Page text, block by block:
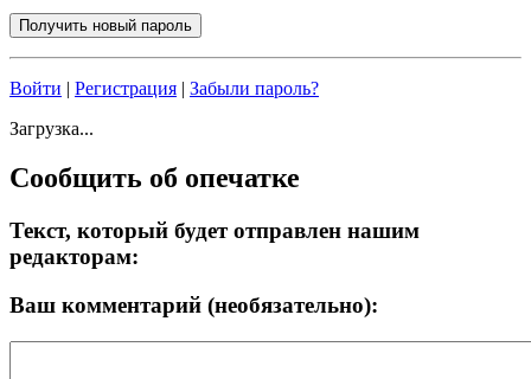
Войти | Регистрация | Забыли пароль?
Загрузка...
Сообщить об опечатке
Текст, который будет отправлен нашим
редакторам:
Ваш комментарий (необязательно):